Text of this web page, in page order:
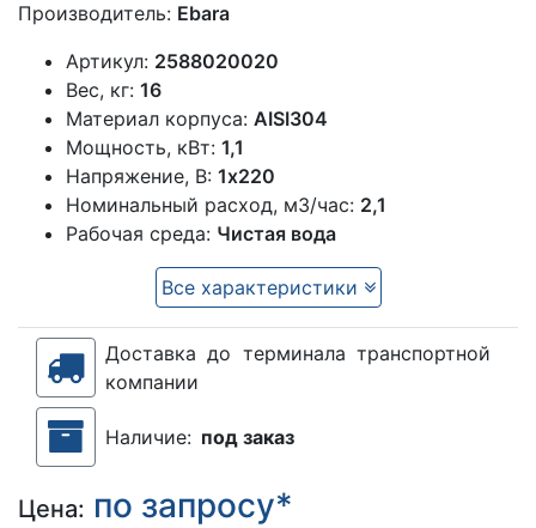
Производитель: Ebara
Артикул: 2588020020
Вес, кг: 16
Материал корпуса: AISI304
Мощность, кВт: 1,1
Напряжение, В: 1х220
Номинальный расход, м3/час: 2,1
Рабочая среда: Чистая вода
Все характеристики
Доставка до терминала транспортной
компании
Наличие: под заказ
Цена: по запросу*